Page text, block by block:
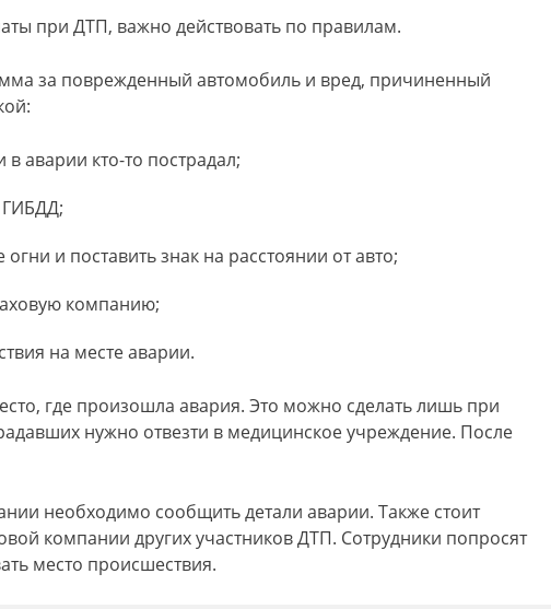
при ДТП, важно действовать по правилам.
за поврежденный автомобиль и вред, причиненный
в аварии кто-то пострадал;
ГИБДД;
и поставить знак на расстоянии от авто;
компанию;
на месте аварии.
где произошла авария. Это можно сделать лишь при
нужно отвезти в медицинское учреждение. После
необходимо сообщить детали аварии. Также стоит
компании других участников ДТП. Сотрудники попросят
место происшествия.